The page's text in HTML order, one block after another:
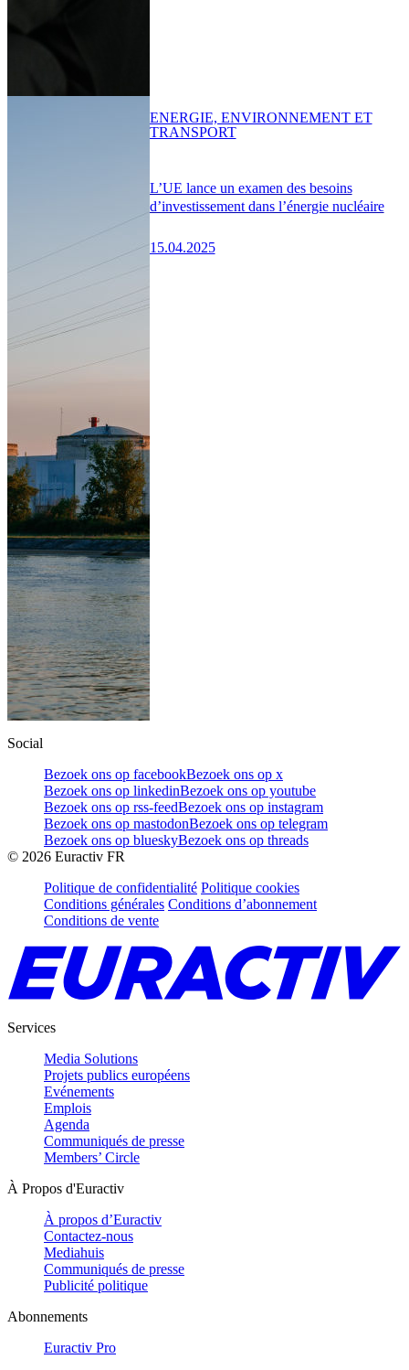
L’UE lance un examen des besoins
d’investissement dans l’énergie nucléaire
15.04.2025
ENERGIE, ENVIRONNEMENT ET
TRANSPORT
Social
Bezoek ons op facebookBezoek ons op x
Bezoek ons op linkedinBezoek ons op youtube
Bezoek ons op rss-feedBezoek ons op instagram
Bezoek ons op mastodonBezoek ons op telegram
Bezoek ons op blueskyBezoek ons op threads
© 2026 Euractiv FR
Politique de confidentialité Politique cookies
Conditions générales Conditions d’abonnement
Conditions de vente
Services
Media Solutions
Projets publics européens
Evénements
Emplois
Agenda
Communiqués de presse
Members’ Circle
À Propos d'Euractiv
À propos d’Euractiv
Contactez-nous
Mediahuis
Communiqués de presse
Publicité politique
Abonnements
Euractiv Pro